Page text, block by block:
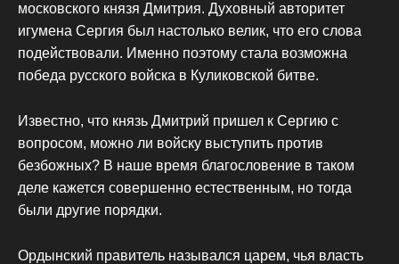
московского князя Дмитрия. Духовный авторитет
игумена Сергия был настолько велик, что его слова
подействовали. Именно поэтому стала возможна
победа русского войска в Куликовской битве.
Известно, что князь Дмитрий пришел к Сергию с
вопросом, можно ли войску выступить против
безбожных? В наше время благословение в таком
деле кажется совершенно естественным, но тогда
были другие порядки.
Ордынский правитель назывался царем, чья власть